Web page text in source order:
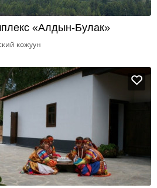
«Алдын-Булак»
кожуун